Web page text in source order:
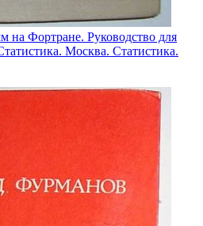
на Фортране. Руководство для
Москва. Статистика.